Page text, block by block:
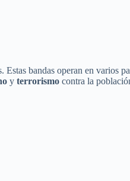
bandas operan en varios
y terrorismo contra la